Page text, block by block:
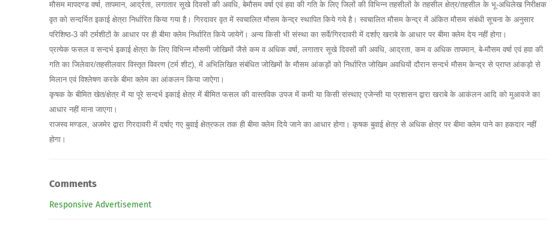
मौसम मापदण्ड वर्षा, तापमान, आर्द्रता, लगातार सूखे दिवसों की अवधि, बेमौसम वर्षा एवं हवा की गति के लिए जिलों की विभिन्न तहसीलों के तहसील क्षेत्र/तहसील के भू-अधिलेख निरीक्षक
वृत को सन्दर्भित इकाई क्षेत्रा निर्धारित किया गया है। गिरदावर वृत में स्वचालित मौसम केन्द्र स्थापित किये गये है। स्वचालित मौसम केन्द्र में अंकित मौसम संबंधी सूचना के अनुसार
परिशिष्ठ-3 की टर्मशीटों के आधार पर ही बीमा क्लेम निर्धारित किये जायेगें। अन्य किसी भी संस्था का सर्वे/गिरदावरी में दर्शाए खराबे के आधार पर बीमा क्लेम देय नहीं होगा।
प्रत्येक फसल व सन्दर्भ इकाई क्षेत्रा के लिए विभिन्न मौसमी जोखिमों जैसे कम व अधिक वर्षा, लगातार सूखे दिवसों की अवधि, आद्रता, कम व अधिक तापमान, बे-मौसम वर्षा एवं हवा की
गति का जिलेवार/तहसीलवार विस्तृत विवरण (टर्म शीट), में अभिलिखित संबंधित जोखिमों के मौसम आंकड़ों को निर्धारित जोखिम अवधियों दौरान सन्दर्भ मौसम केन्द्र से प्राप्त आंकड़ो से
मिलान एवं विश्लेषण करके बीमा क्लेम का आंकलन किया जाऐगा।
कृषक के बीमित खेत/क्षेत्र में या पूरे सन्दर्भ इकाई क्षेत्र में बीमित फसल की वास्तविक उपज में कमी या किसी संस्थाए एजेन्सी या प्रशासन द्वारा खराबे के आकंलन आदि को मुआवजे का
आधार नहीं माना जाएगा।
राजस्व मण्डल, अजमेर द्वारा गिरदावरी में दर्षाए गए बुवाई क्षेत्रफल तक ही बीमा क्लेम दिये जाने का आधार होगा। कृषक बुवाई क्षेत्र से अधिक क्षेत्र पर बीमा क्लेम पाने का हकदार नहीं
होगा।
Comments
Responsive Advertisement